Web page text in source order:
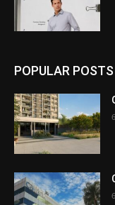
POPULAR POSTS